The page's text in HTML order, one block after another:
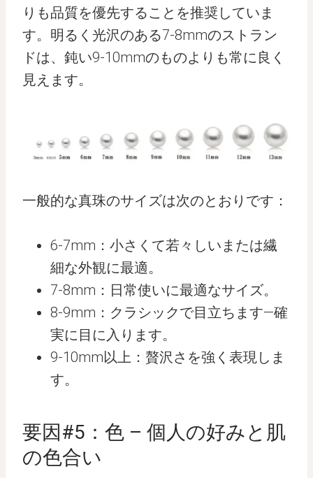
りも品質を優先することを推奨していま
す。明るく光沢のある7-8mmのストラン
ドは、鈍い9-10mmのものよりも常に良く
見えます。
一般的な真珠のサイズは次のとおりです：
6-7mm：小さくて若々しいまたは繊
細な外観に最適。
7-8mm：日常使いに最適なサイズ。
8-9mm：クラシックで目立ちます—確
実に目に入ります。
9-10mm以上：贅沢さを強く表現しま
す。
要因#5：色 – 個人の好みと肌
の色合い